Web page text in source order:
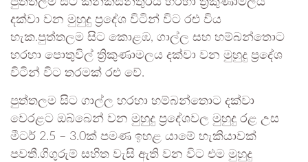
දක්වා වන මුහුදු ප්‍රදේශ විටින් විට රළු විය
හැක.පුත්තලම සිට කොළඹ, ගාල්ල සහ හම්බන්තොට
හරහා පොතුවිල් ත්‍රිකුණාමලය දක්වා වන මුහුදු ප්‍රදේශ
විටින් විට තරමක් රළු වේ.
පුත්තලම සිට ගාල්ල හරහා හම්බන්තොට දක්වා
වෙරළට ඔබ්බෙන් වන මුහුදු ප්‍රදේශවල මුහුදු රළ උස
මීටර් 2.5 – 3.0ක් පමණ ඉහළ යාමේ හැකියාවක්
පවතී.ගිගුරුම් සහිත වැසි ඇති වන විට එම මුහුදු